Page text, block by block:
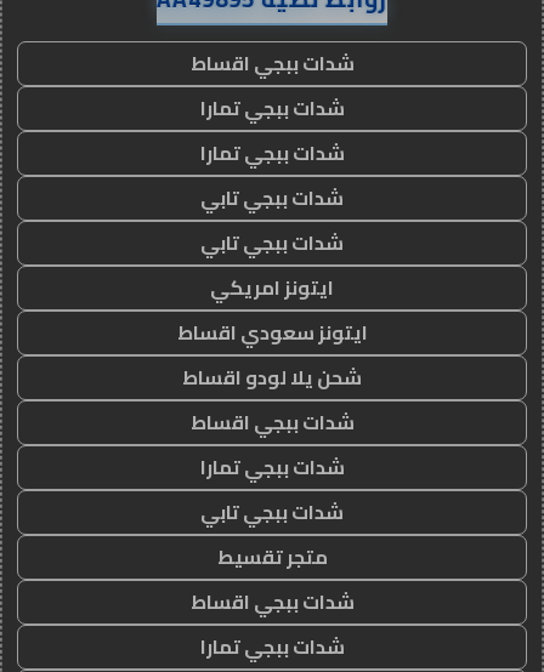
شدات ببجي اقساط
شدات ببجي تمارا
شدات ببجي تمارا
شدات ببجي تابي
شدات ببجي تابي
ايتونز امريكي
ايتونز سعودي اقساط
شحن يلا لودو اقساط
شدات ببجي اقساط
شدات ببجي تمارا
شدات ببجي تابي
متجر تقسيط
شدات ببجي اقساط
شدات ببجي تمارا